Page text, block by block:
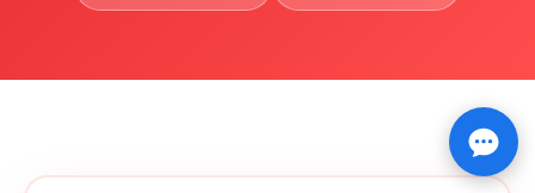
Copyright © 2026 รับทำวิจัย รับทำวิทยานิพนธ์ รับทำ⇧